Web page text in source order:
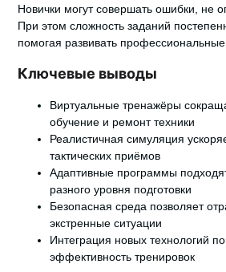
Новички могут совершать ошибки, не
При этом сложность заданий
помогая развивать
Ключевые выводы
Виртуальные тренажёры
обучение и ремонт техники
Реалистичная симуляция
тактических приёмов
Адаптивные программы
разного уровня подготовки
Безопасная среда позволяет
экстренные ситуации
Интеграция новых технологий
эффективность тренировок